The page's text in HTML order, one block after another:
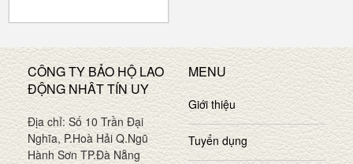
CÔNG TY BẢO HỘ LAO
ĐỘNG NHÂT TÍN UY
Địa chỉ: Số 10 Trần Đại
Nghĩa, P.Hoà Hải Q.Ngũ
Hành Sơn TP.Đà Nẵng
MENU
Giới thiệu
Tuyển dụng